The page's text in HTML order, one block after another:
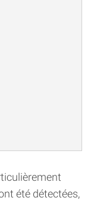
été détectées,